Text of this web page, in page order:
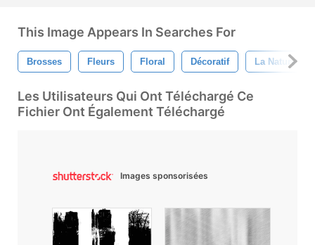
This Image Appears In Searches For
Brosses Fleurs Floral Décoratif La Nature
Les Utilisateurs Qui Ont Téléchargé Ce
Fichier Ont Également Téléchargé
Images sponsorisées